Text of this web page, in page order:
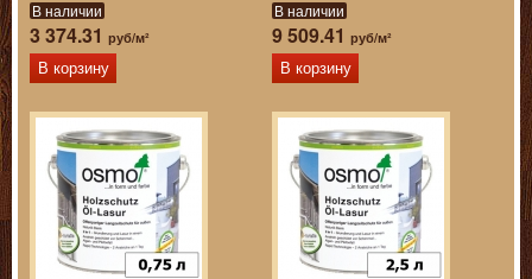
В наличии
3 374.31 руб/м²
В корзину
В наличии
9 509.41 руб/м²
В корзину